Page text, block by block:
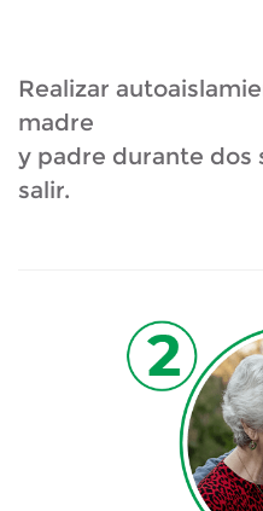
Realizar
madre
y padre durante dos
salir.